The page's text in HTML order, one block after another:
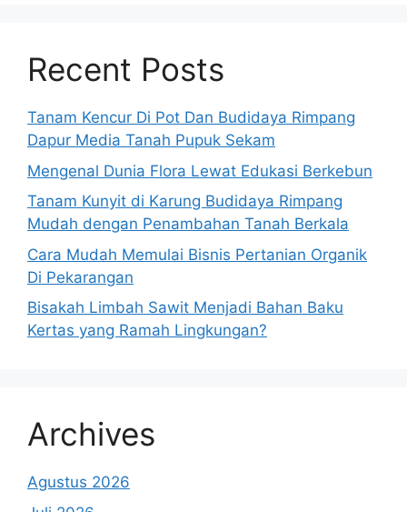
Recent Posts
Tanam Kencur Di Pot Dan Budidaya Rimpang
Dapur Media Tanah Pupuk Sekam
Mengenal Dunia Flora Lewat Edukasi Berkebun
Tanam Kunyit di Karung Budidaya Rimpang
Mudah dengan Penambahan Tanah Berkala
Cara Mudah Memulai Bisnis Pertanian Organik
Di Pekarangan
Bisakah Limbah Sawit Menjadi Bahan Baku
Kertas yang Ramah Lingkungan?
Archives
Agustus 2026